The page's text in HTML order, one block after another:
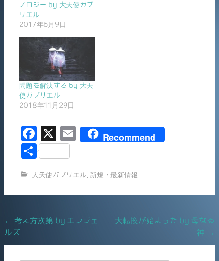
ノロジー by 大天使ガブ
リエル
2017年6月9日
問題を解決する by 大天
使ガブリエル
2018年11月29日
F
a
e
b
o
k
X
E
l
Recommend
共
大天使ガブリエル 新規・最新情報
Post
navigation
← 考え方次第 by エンジェ
ルズ
大転換が始まった by 母なる
神 →